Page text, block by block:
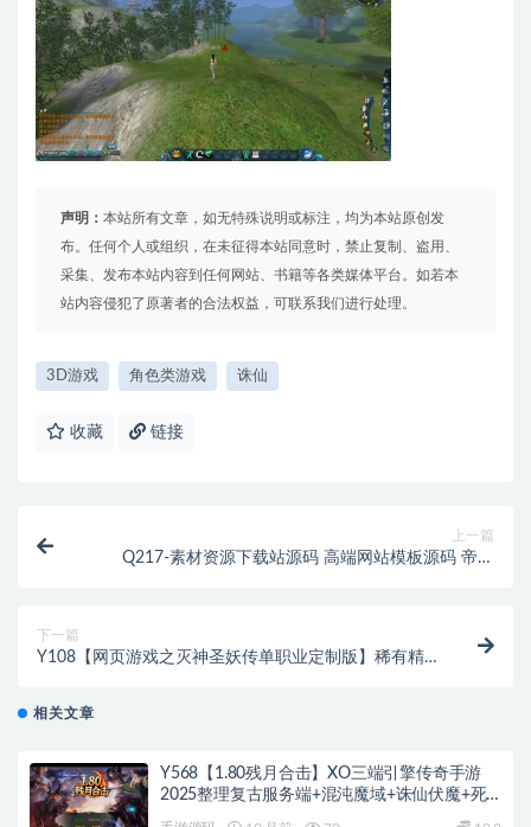
声明： 本站所有文章，如无特殊说明或标注，均为本站原创发
布。任何个人或组织，在未征得本站同意时，禁止复制、盗用、
采集、发布本站内容到任何网站、书籍等各类媒体平台。如若本
站内容侵犯了原著者的合法权益，可联系我们进行处理。
3D游戏 角色类游戏 诛仙
收藏 链接
上一篇
Q217-素材资源下载站源码 高端网站模板源码 帝国
下一篇
Y108【网页游戏之灭神圣妖传单职业定制版】稀有精
相关文章
Y568【1.80残月合击】XO三端引擎传奇手游
2025整理复古服务端+混沌魔域+诛仙伏魔+死